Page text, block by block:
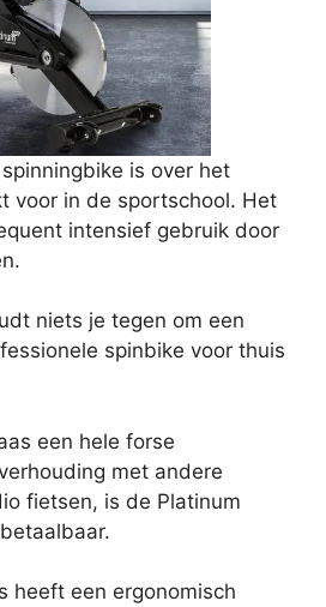
is over het
voor in de sportschool. Het
intensief gebruik door
niets je tegen om een
spinbike voor thuis
een hele forse
met andere
fietsen, is de Platinum
heeft een ergonomisch